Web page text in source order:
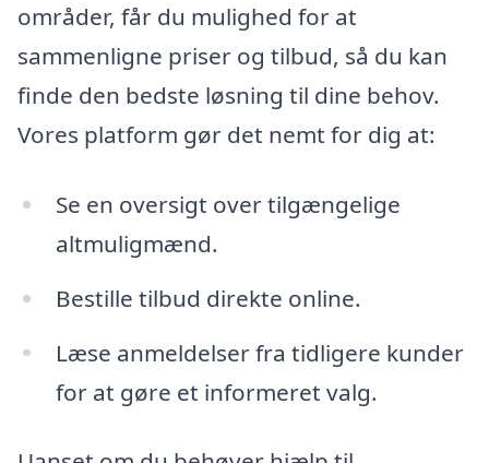
områder, får du mulighed for at
sammenligne priser og tilbud, så du kan
finde den bedste løsning til dine behov.
Vores platform gør det nemt for dig at:
Se en oversigt over tilgængelige
altmuligmænd.
Bestille tilbud direkte online.
Læse anmeldelser fra tidligere kunder
for at gøre et informeret valg.